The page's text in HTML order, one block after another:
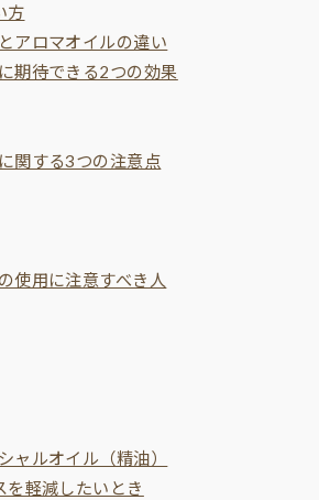
方
アロマオイルの違い
期待できる2つの効果
関する3つの注意点
使用に注意すべき人
ャルオイル（精油）
を軽減したいとき